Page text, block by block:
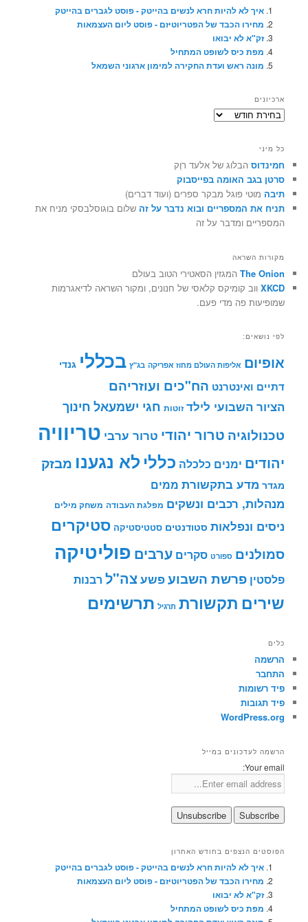
איך לא להיות חרא לנשים בהייטק - פוסט לגברים בהייטק
מחירו הכבד של הפטריוטיזם - פוסט ליום העצמאות
זק"א לא יבואו
מפת כיס לשופט המתחיל
מונה ראש ועדת החקירה למימון ארגוני השמאל
ארכיונים
ארכיונים
כל מיני
חמינדוס הבלוג של אלעד רוֶק
סרטן בגב האומה בפייסבוק
תיבה מוטי פוגל מבקר ספרים (ועוד דברים)
תניח את המספריים ובוא נדבר על זה שלום בוגוסלבסקי מניח את
המספריים ומדבר על זה
מקורות השראה
The Onion המגזין הסאטירי הטוב בעולם
XKCD ווב קומיקס קלאסי של חנונים, ומקור השראה לדיאגרמות
שמופיעות פה מדי פעם.
לפי נושאים:
אופיום אליפות העולם מחוז אפריקה בג"ץ בכללי גנדי
דתיים ואינטרנט הח"כים ועוזריהם
הציור השבועי לילד זוטות חגי ישמעאל חינוך
טכנולוגיה טרור יהודי טרור ערבי טריוויה
יהודים ימנים כלכלה כללי לא נגענו מבזק
מגדר מדע בתקשורת ממים
מנהלות, רכבים ונשקים מפלגת העבודה משחק מילים
ניסים ונפלאות סטודנטים סטטיסטיקה סטיקרים
סמולנים ספורט סקרים ערבים פוליטיקה
פלסטין פרשת השבועפשעצה"ל רבנות
שירים תקשורת תרגיל תרשימים
כלים
הרשמה
התחבר
פיד רשומות
פיד תגובות
WordPress.org
הרשמה לעדכונים במייל
Your email:
הפוסטים הנצפים בחודש האחרון
איך לא להיות חרא לנשים בהייטק - פוסט לגברים בהייטק
מחירו הכבד של הפטריוטיזם - פוסט ליום העצמאות
זק"א לא יבואו
מפת כיס לשופט המתחיל